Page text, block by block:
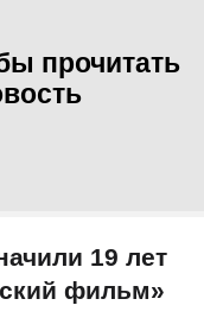
прочитать